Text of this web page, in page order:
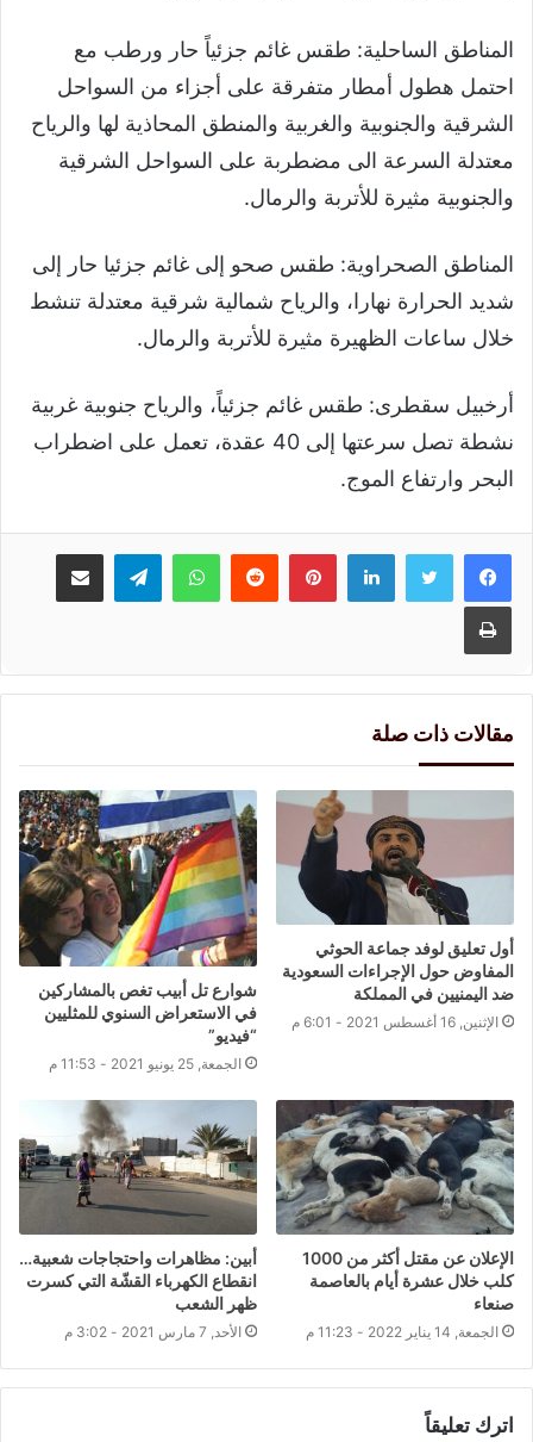
المناطق الساحلية: طقس غائم جزئياً حار ورطب مع
احتمل هطول أمطار متفرقة على أجزاء من السواحل
الشرقية والجنوبية والغربية والمنطق المحاذية لها والرياح
معتدلة السرعة الى مضطربة على السواحل الشرقية
والجنوبية مثيرة للأتربة والرمال.
المناطق الصحراوية: طقس صحو إلى غائم جزئيا حار إلى
شديد الحرارة نهارا، والرياح شمالية شرقية معتدلة تنشط
خلال ساعات الظهيرة مثيرة للأتربة والرمال.
أرخبيل سقطرى: طقس غائم جزئياً، والرياح جنوبية غربية
نشطة تصل سرعتها إلى 40 عقدة، تعمل على اضطراب
البحر وارتفاع الموج.
لينكدإنبينتيريست واتسابتيلقرام مشاركة عبر البريد
طباعة
مقالات ذات صلة
أول تعليق لوفد جماعة الحوثي
المفاوض حول الإجراءات السعودية
ضد اليمنيين في المملكة
الإثنين, 16 أغسطس 2021 - 6:01 م
شوارع تل أبيب تغص بالمشاركين
في الاستعراض السنوي للمثليين
“فيديو”
الجمعة, 25 يونيو 2021 - 11:53 م
الإعلان عن مقتل أكثر من 1000
كلب خلال عشرة أيام بالعاصمة
صنعاء
الجمعة, 14 يناير 2022 - 11:23 م
أبين: مظاهرات واحتجاجات شعبية…
انقطاع الكهرباء القشّة التي كسرت
ظهر الشعب
الأحد, 7 مارس 2021 - 3:02 م
اترك تعليقاً